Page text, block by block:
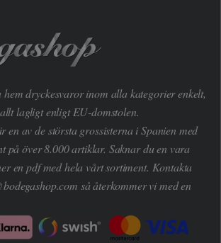
dryckesvaror inom alla kategorier enkelt,
lagligt enligt EU-domstolen.
en av de största grossisterna i Spanien med
på över 8.000 artiklar. Saknar du en vara
en pdf med hela vårt sortiment. Kontakta
så återkommer vi med en